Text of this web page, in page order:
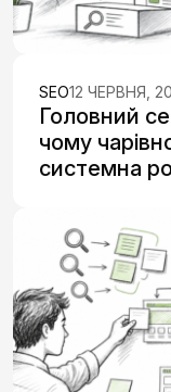
SEO12 ЧЕРВНЯ,
Головний
чому
системна